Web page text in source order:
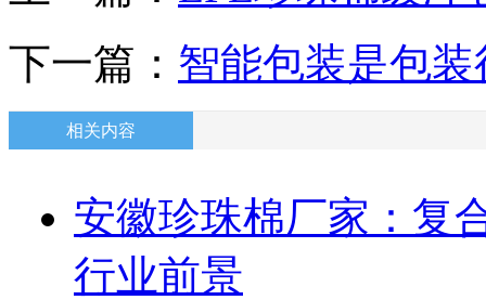
下一篇： 智能包装是包
相关内容
安徽珍珠棉厂家：复
行业前景